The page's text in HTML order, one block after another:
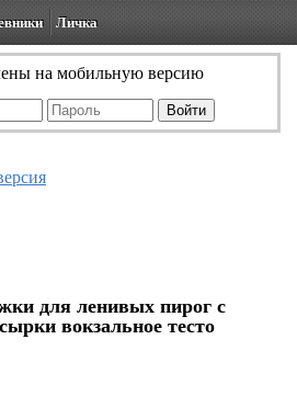
Личка
на мобильную версию
для ленивых пирог с
вокзальное тесто